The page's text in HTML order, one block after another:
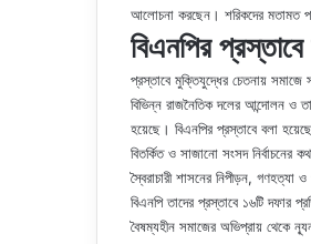
আলোচনা করছেন। শরিকদের মতামত
বিএনপির
প্রস্তাবে মুক্তিযুদ্ধের চেতনায় সমাজে
বিভিন্ন রাজনৈতিক দলের আন্দোলন ও
হয়েছে। বিএনপির প্রস্তাবে বলা
বিতর্কিত ও সাজানো সংসদ
স্বৈরাচারী শাসনের নিপীড়ন,
বিএনপি তাদের প্রস্তাবে ১৬টি দফার
বৈষম্যহীন সমাজের অভিপ্রায় থেকে